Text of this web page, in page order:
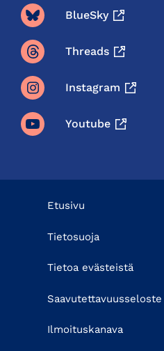
BlueSky
Threads
Instagram
Youtube
Etusivu
Tietosuoja
Tietoa evästeistä
Saavutettavuusseloste
Ilmoituskanava